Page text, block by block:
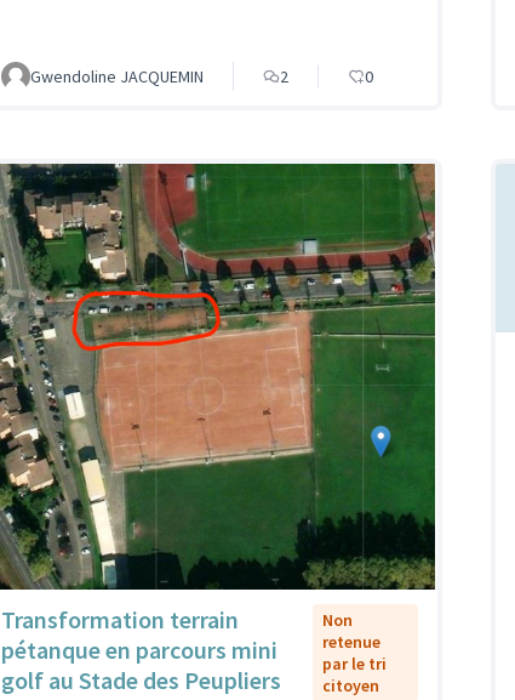
Gwendoline JACQUEMIN 2 0
Transformation terrain
pétanque en parcours mini
golf au Stade des Peupliers
Non
retenue
par le tri
citoyen